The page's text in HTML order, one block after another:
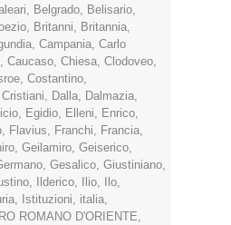
Belgrado Belisario
Britanni Britannia
Campania Carlo
Caucaso Chiesa Clodoveo
Costantino
Cristiani Dalla Dalmazia
Egidio Elleni Enrico
Flavius Franchi Francia
Geilamiro Geiserico
Gesalico Giustiniano
Ilderico Ilio Ilo
Istituzioni italia
ROMANO D'ORIENTE